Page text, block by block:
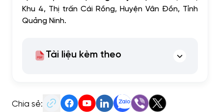
Khu 4, Thị trấn Cái Rồng, Huyện Vân Đồn, Tỉnh
Quảng Ninh.
Tài liệu kèm theo
Chia sẻ: